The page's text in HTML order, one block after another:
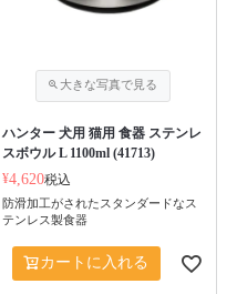
ハンター 犬用 猫用 食器 ステンレ
スボウル L 1100ml (41713)
¥4,620税込
防滑加工がされたスタンダードなス
テンレス製食器
カートに入れる